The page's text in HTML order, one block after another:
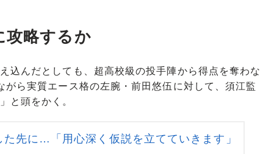
攻略するか
込んだとしても、超高校級の投手陣から得点を奪わな
ら実質エース格の左腕・前田悠伍に対して、須江監
と頭をかく。
先に…「用心深く仮説を立てていきます」